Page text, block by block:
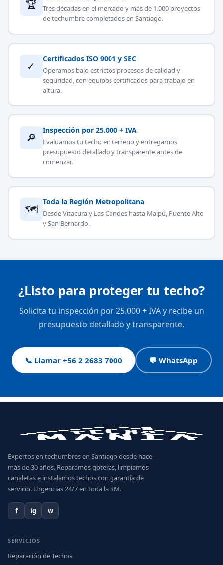
🏆
Tres décadas en el mercado y más de 1.000 proyectos
de techumbre completados en Santiago.
✓
Certificados ISO 9001 y SEC
Operamos bajo estrictos procesos de calidad y
seguridad, con equipos certificados para trabajo en
altura.
🔎
Inspección por 25.000 + IVA
Evaluamos tu techo en terreno y entregamos
presupuesto detallado y transparente antes de
comenzar.
🗺
Toda la Región Metropolitana
Desde Vitacura y Las Condes hasta Maipú, Puente Alto
y San Bernardo.
¿Listo para proteger tu techo?
Solicita tu inspección por 25.000 + IVA y recibe un
presupuesto detallado y transparente.
📞 Llamar +56 2 2683 7000 💬 WhatsApp
Expertos en techumbres en Santiago desde hace
más de 30 años. Reparamos goteras, limpiamos
canaletas e instalamos techos con garantía de
servicio. Urgencias 24/7 en toda la RM.
f ig w
SERVICIOS
Reparación de Techos